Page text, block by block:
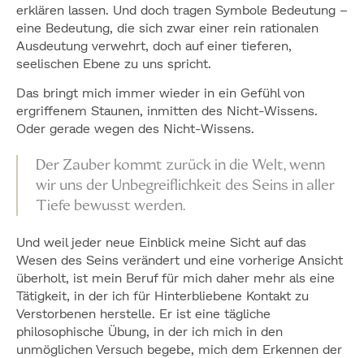
erklären lassen. Und doch tragen Symbole Bedeutung –
eine Bedeutung, die sich zwar einer rein rationalen
Ausdeutung verwehrt, doch auf einer tieferen,
seelischen Ebene zu uns spricht.
Das bringt mich immer wieder in ein Gefühl von
ergriffenem Staunen, inmitten des Nicht-Wissens.
Oder gerade wegen des Nicht-Wissens.
Der Zauber kommt zurück in die Welt, wenn
wir uns der Unbegreiflichkeit des Seins in aller
Tiefe bewusst werden.
Und weil jeder neue Einblick meine Sicht auf das
Wesen des Seins verändert und eine vorherige Ansicht
überholt, ist mein Beruf für mich daher mehr als eine
Tätigkeit, in der ich für Hinterbliebene Kontakt zu
Verstorbenen herstelle. Er ist eine tägliche
philosophische Übung, in der ich mich in den
unmöglichen Versuch begebe, mich dem Erkennen der